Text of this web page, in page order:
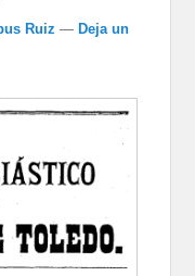
Ruiz — Deja un